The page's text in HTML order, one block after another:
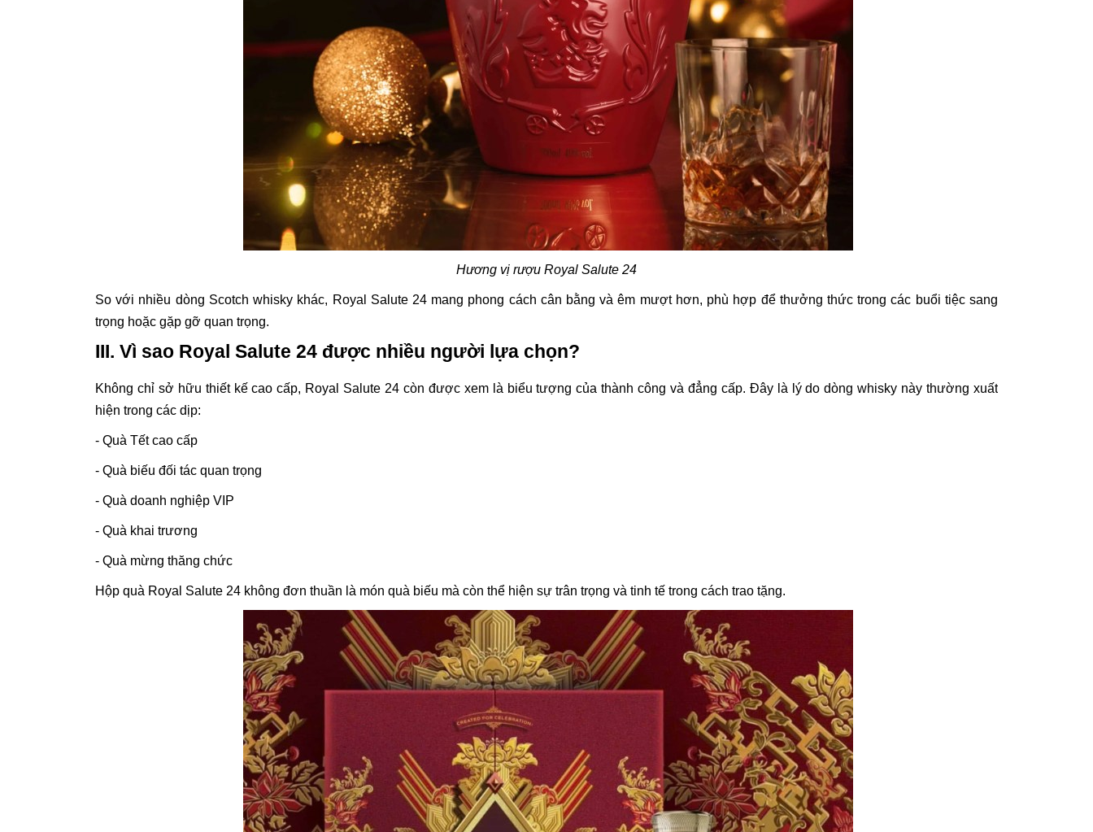
Hương vị rượu Royal Salute 24
So với nhiều dòng Scotch whisky khác, Royal Salute 24 mang phong cách cân bằng và êm mượt hơn, phù hợp để thưởng thức trong các buổi tiệc sang
trọng hoặc gặp gỡ quan trọng.
III. Vì sao Royal Salute 24 được nhiều người lựa chọn?
Không chỉ sở hữu thiết kế cao cấp, Royal Salute 24 còn được xem là biểu tượng của thành công và đẳng cấp. Đây là lý do dòng whisky này thường xuất
hiện trong các dịp:
- Quà Tết cao cấp
- Quà biếu đối tác quan trọng
- Quà doanh nghiệp VIP
- Quà khai trương
- Quà mừng thăng chức
Hộp quà Royal Salute 24 không đơn thuần là món quà biếu mà còn thể hiện sự trân trọng và tinh tế trong cách trao tặng.